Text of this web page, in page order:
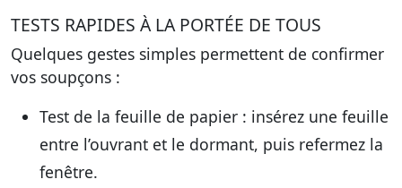
TESTS RAPIDES À LA PORTÉE DE TOUS
Quelques gestes simples permettent de confirmer
vos soupçons :
Test de la feuille de papier : insérez une feuille
entre l’ouvrant et le dormant, puis refermez la
fenêtre.